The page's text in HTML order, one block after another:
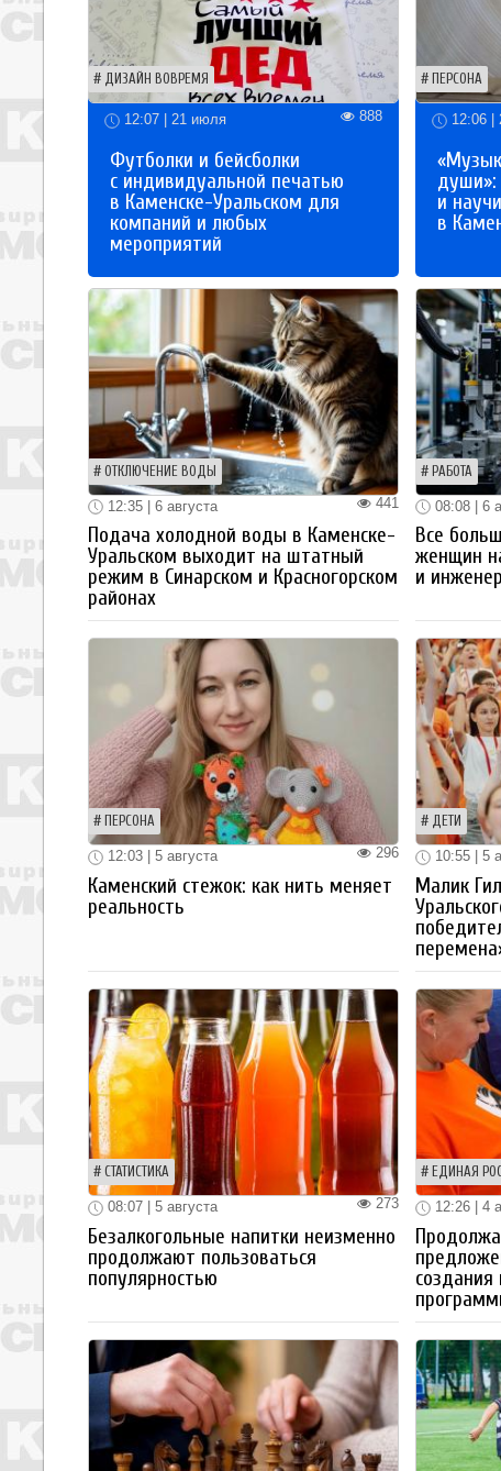
ДИЗАЙН ВОВРЕМЯ
12:07 | 21 июля 888
Футболки и бейсболки
с индивидуальной печатью
в Каменске-Уральском для
компаний и любых
мероприятий
ПЕРСОНА
12:06 |
души»:
и
в
ОТКЛЮЧЕНИЕ ВОДЫ
441
12:35 | 6 августа
Подача холодной воды в Каменске-
Уральском выходит на штатный
режим в Синарском и Красногорском
районах
РАБОТА
08:08 | 6
Все
женщин
и
ПЕРСОНА
296
12:03 | 5 августа
Каменский стежок: как нить меняет
реальность
ДЕТИ
10:55 | 5
Малик
СТАТИСТИКА
273
08:07 | 5 августа
Безалкогольные напитки неизменно
продолжают пользоваться
популярностью
ЕДИНАЯ
12:26 | 4